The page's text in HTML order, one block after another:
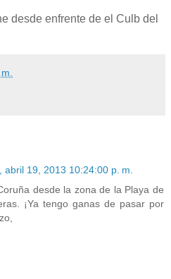
desde enfrente de el Culb del
abril 19, 2013 10:24:00 p. m.
desde la zona de la Playa de
¡Ya tengo ganas de pasar por